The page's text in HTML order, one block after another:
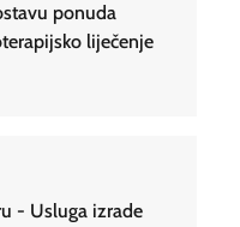
ponuda
liječenje
- Usluga izrade